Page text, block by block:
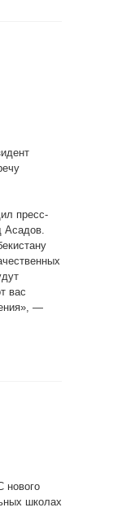
пресс-
Асадов.
вас
—
нового
школах